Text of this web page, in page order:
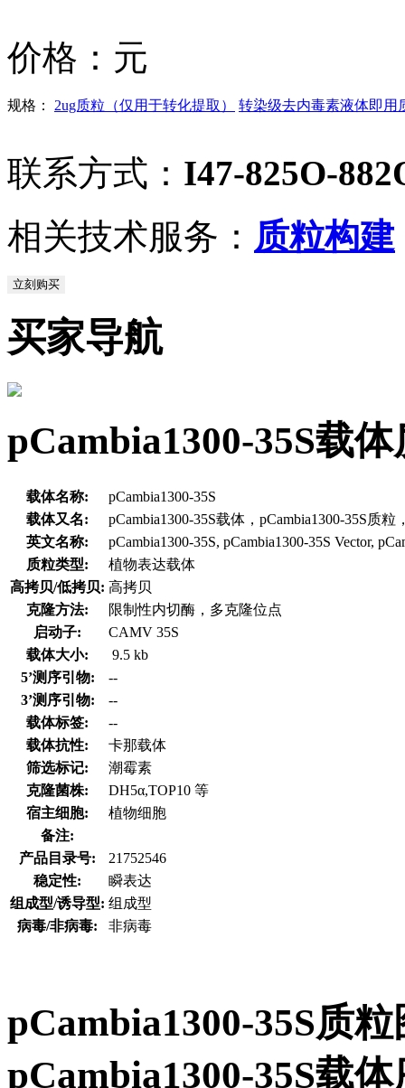
价格： 元
规格： 2ug质粒（仅用于转化提取） 转染级去内毒素液体即用
联系方式： I47-825O-
相关技术服务： 质粒构建
立刻购买
买家导航
pCambia1300-35S载
载体名称:
pCambia1300-35S
载体又名:
pCambia1300-35S载体，pCambia1300-35S质粒
英文名称:
pCambia1300-35S, pCambia1300-35S Vector,
质粒类型:
植物表达载体
高拷贝/低拷贝: 高拷贝
克隆方法:
限制性内切酶，多克隆位点
启动子:
CAMV 35S
载体大小:
9.5 kb
5’测序引物:
--
3’测序引物:
--
载体标签:
--
载体抗性:
卡那载体
筛选标记:
潮霉素
克隆菌株:
DH5α,TOP10 等
宿主细胞:
植物细胞
备注:
产品目录号:
21752546
稳定性:
瞬表达
组成型/诱导型: 组成型
病毒/非病毒:
非病毒
pCambia1300-35S质
pCambia1300-35S载